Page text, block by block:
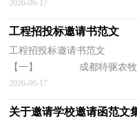
那么写邀请函真的很难吗？以
2026-06-17
工程招投标邀请书范文
工程招投标邀请书范
【一】 成都特驱农牧科
钢构工程已具备开工条件，经
2026-06-17
关于邀请学校邀请函范文